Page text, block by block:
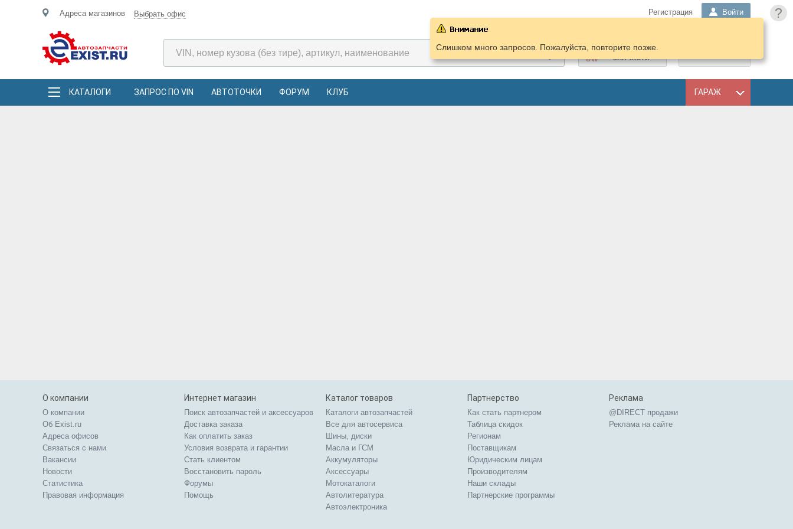
?
Адреса магазинов Выбрать офис Регистрация Войти
ПОДОБРАТЬ
ЗАПЧАСТИ
КАТАЛОГИ ЗАПРОС ПО VIN АВТОТОЧКИ ФОРУМ КЛУБ ГАРАЖ
Слишком много запросов. Пожалуйста, повторите позже.
О компании
О компании
Об Exist.ru
Адреса офисов
Связаться с нами
Вакансии
Новости
Статистика
Правовая информация
Интернет магазин
Поиск автозапчастей и аксессуаров
Доставка заказа
Как оплатить заказ
Условия возврата и гарантии
Стать клиентом
Восстановить пароль
Форумы
Помощь
Каталог товаров
Каталоги автозапчастей
Все для автосервиса
Шины, диски
Масла и ГСМ
Аккумуляторы
Аксессуары
Мотокаталоги
Автолитература
Автоэлектроника
Партнерство
Как стать партнером
Таблица скидок
Регионам
Поставщикам
Юридическим лицам
Производителям
Наши склады
Партнерские программы
Реклама
@DIRECT продажи
Реклама на сайте